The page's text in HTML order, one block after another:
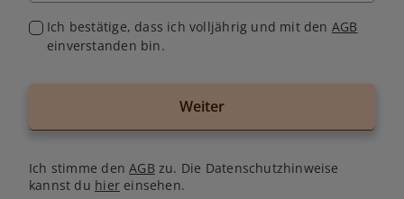
Ich bestätige, dass ich volljährig und mit den AGB
einverstanden bin.
Weiter
Ich stimme denAGB zu. Die Datenschutzhinweise
kannst du hiereinsehen.